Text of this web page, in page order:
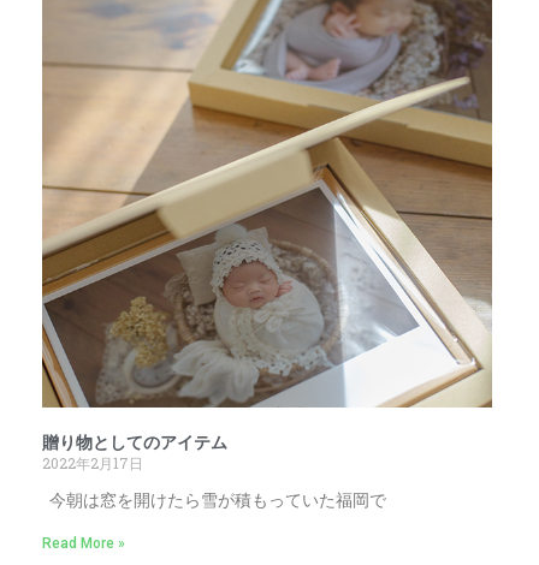
贈り物としてのアイテム
2022年2月17日
今朝は窓を開けたら雪が積もっていた福岡で
Read More »